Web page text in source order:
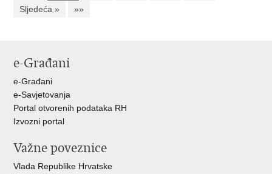
Sljedeća »
»»
e-Građani
e-Građani
e-Savjetovanja
Portal otvorenih podataka RH
Izvozni portal
Važne poveznice
Vlada Republike Hrvatske